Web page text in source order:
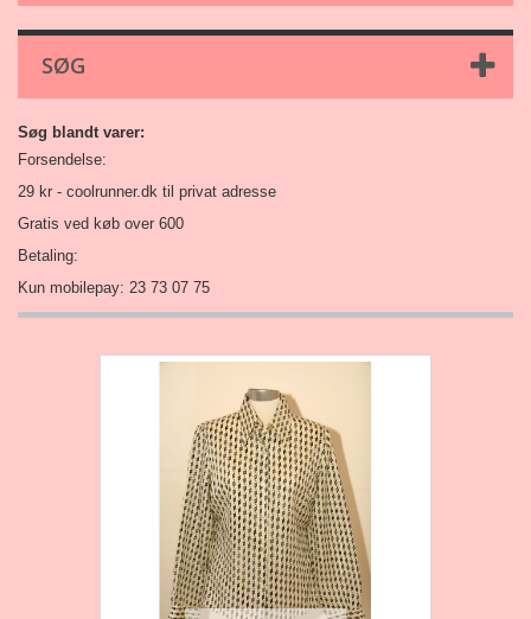
SØG
Søg blandt varer:
Forsendelse:
29 kr - coolrunner.dk til privat adresse
Gratis ved køb over 600
Betaling:
Kun mobilepay: 23 73 07 75